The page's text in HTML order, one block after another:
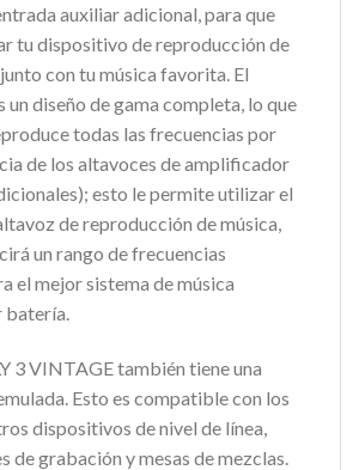
auxiliar adicional, para que
tu dispositivo de reproducción de
con tu música favorita. El
un diseño de gama completa, lo que
todas las frecuencias por
de los altavoces de amplificador
esto le permite utilizar el
de reproducción de música,
un rango de frecuencias
el mejor sistema de música
batería.
3 VINTAGE también tiene una
Esto es compatible con los
dispositivos de nivel de línea,
de grabación y mesas de mezclas.